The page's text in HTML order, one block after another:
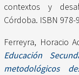
contextos y
Córdoba. ISBN
Ferreyra, Horacio
Educación
metodológicos